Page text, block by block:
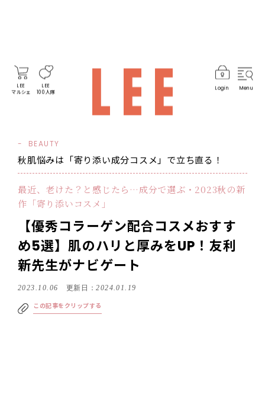
LEE
マルシェ
LEE
100人隊
Login Menu
BEAUTY
秋肌悩みは「寄り添い成分コスメ」で立ち直る！
最近、老けた？と感じたら…成分で選ぶ・2023秋の新
作「寄り添いコスメ」
【優秀コラーゲン配合コスメおすす
め5選】肌のハリと厚みをUP！友利
新先生がナビゲート
2023.10.06 更新日：2024.01.19
この記事をクリップする